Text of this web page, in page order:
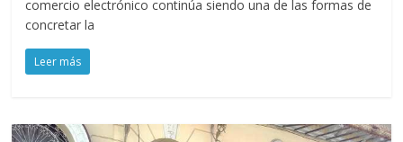
comercio electrónico continúa siendo una de las formas de
concretar la
Leer más